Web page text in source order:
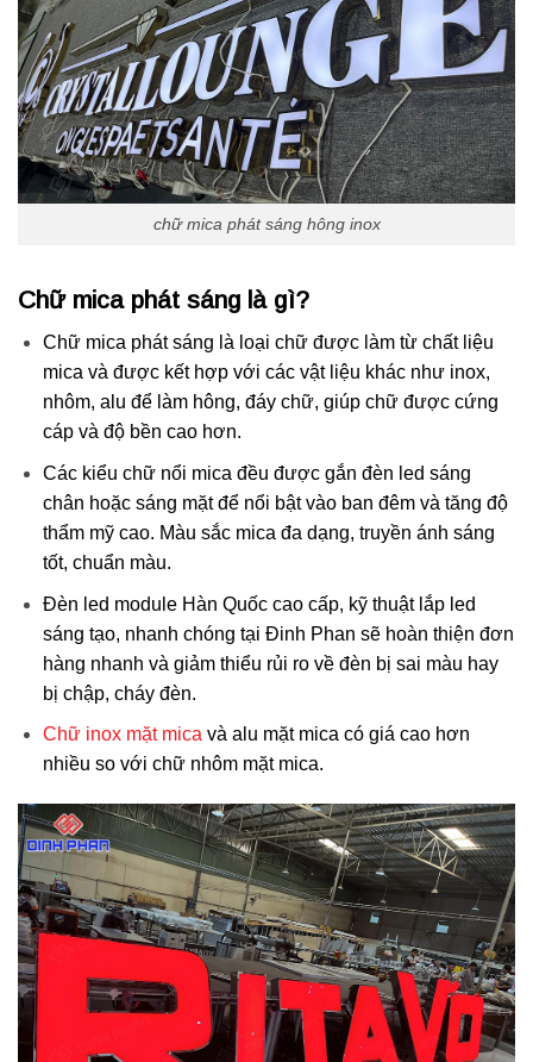
chữ mica phát sáng hông inox
Chữ mica phát sáng là gì?
Chữ mica phát sáng là loại chữ được làm từ chất liệu
mica và được kết hợp với các vật liệu khác như inox,
nhôm, alu để làm hông, đáy chữ, giúp chữ được cứng
cáp và độ bền cao hơn.
Các kiểu chữ nổi mica đều được gắn đèn led sáng
chân hoặc sáng mặt để nổi bật vào ban đêm và tăng độ
thẩm mỹ cao. Màu sắc mica đa dạng, truyền ánh sáng
tốt, chuẩn màu.
Đèn led module Hàn Quốc cao cấp, kỹ thuật lắp led
sáng tạo, nhanh chóng tại Đinh Phan sẽ hoàn thiện đơn
hàng nhanh và giảm thiểu rủi ro về đèn bị sai màu hay
bị chập, cháy đèn.
Chữ inox mặt mica và alu mặt mica có giá cao hơn
nhiều so với chữ nhôm mặt mica.